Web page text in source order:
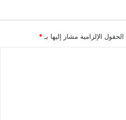
الحقول الإلزامية مشار إليها بـ *